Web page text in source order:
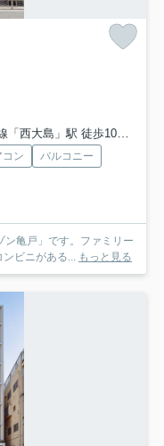
「西大島」駅 徒歩10分
コン
バルコニー
亀戸」です。ファミリー
ビニがある...
もっと見る